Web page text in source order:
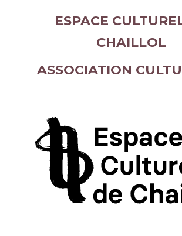
ESPACE
CHAILLOL
ASSOCIATION